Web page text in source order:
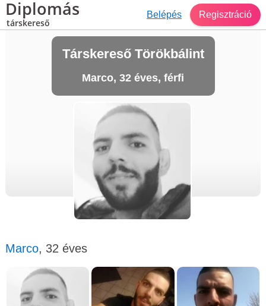
Diplomás
társkereső
Belépés Regisztráció
Társkereső Törökbálint
Marco, 32 éves, férfi
Marco, 32 éves